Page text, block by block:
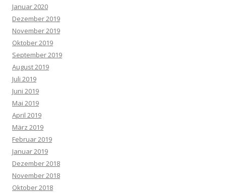
Januar 2020
Dezember 2019
November 2019
Oktober 2019
September 2019
August 2019
Juli 2019
Juni 2019
Mai 2019
April 2019
März 2019
Februar 2019
Januar 2019
Dezember 2018
November 2018
Oktober 2018